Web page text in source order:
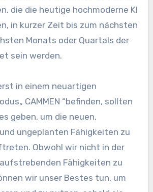
die die heutige hochmoderne KI
in kurzer Zeit bis zum nächsten
Monats oder Quartals der
sein werden.
in einem neuartigen
CAMMEN “befinden, sollten
geben, um die neuen,
ungeplanten Fähigkeiten zu
Obwohl wir nicht in der
Fähigkeiten zu
wir unser Bestes tun, um